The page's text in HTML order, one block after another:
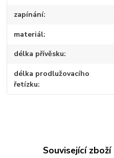
zapínání
materiál
délka přívěsku
délka prodlužovacího
řetízku
Související zboží